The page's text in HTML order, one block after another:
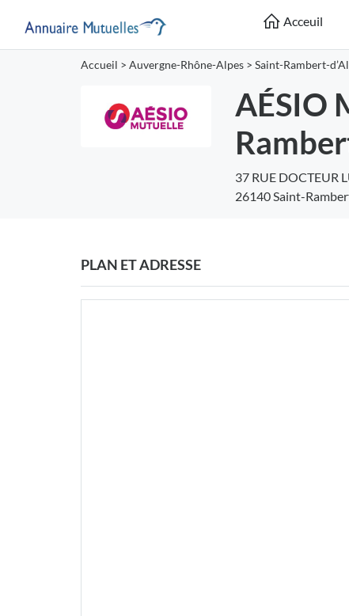
Acceuil
Accueil > Auvergne-Rhône-Alpes > Saint-Rambert-
AÉSIO
37 RUE DOCTEUR
26140 Saint-
PLAN ET ADRESSE